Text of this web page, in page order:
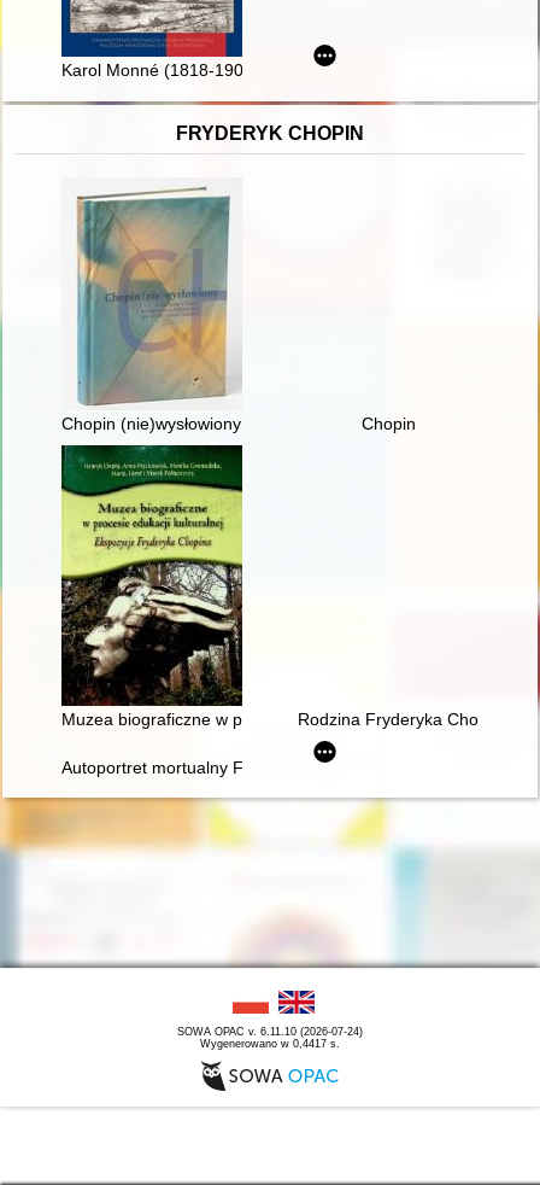
Karol Monné (1818-1905) w testamencie o sobie i swojej
FRYDERYK CHOPIN
Chopin (nie)wysłowiony : wokół listów Chopina... :
Chopin
Muzea biograficzne w procesie edukacji kulturalnej.
Rodzina Fryderyka Chopina na
Autoportret mortualny Fryderyka Chopina. Próba analizy
SOWA OPAC v. 6.11.10 (2026-07-24)
Wygenerowano w 0,4417 s.